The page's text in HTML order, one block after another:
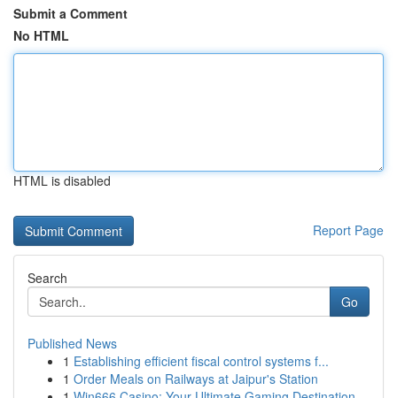
Submit a Comment
No HTML
HTML is disabled
Report Page
Search
Go
Published News
1 Establishing efficient fiscal control systems f...
1 Order Meals on Railways at Jaipur's Station